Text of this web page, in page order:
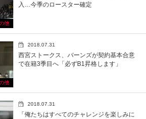
他
入…今季のロースター確定
他
2018.07.31
西宮ストークス、バーンズが契約基本合意
で在籍3季目へ「必ずB1昇格します」
2018.07.31
「俺たちはすべてのチャレンジを楽しみに